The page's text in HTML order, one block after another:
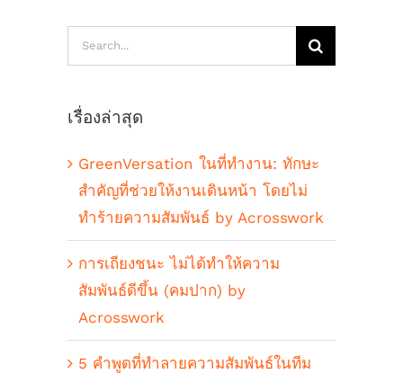
Search
for:
เรื่องล่าสุด
GreenVersation ในที่ทำงาน: ทักษะ
สำคัญที่ช่วยให้งานเดินหน้า โดยไม่
ทำร้ายความสัมพันธ์ by Acrosswork
การเถียงชนะ ไม่ได้ทำให้ความ
สัมพันธ์ดีขึ้น (คมปาก) by
Acrosswork
5 คำพูดที่ทำลายความสัมพันธ์ในทีม